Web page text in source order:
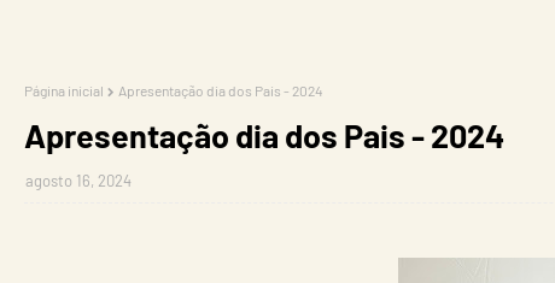
Página inicial Apresentação dia dos Pais - 2024
Apresentação dia dos Pais - 2024
agosto 16, 2024